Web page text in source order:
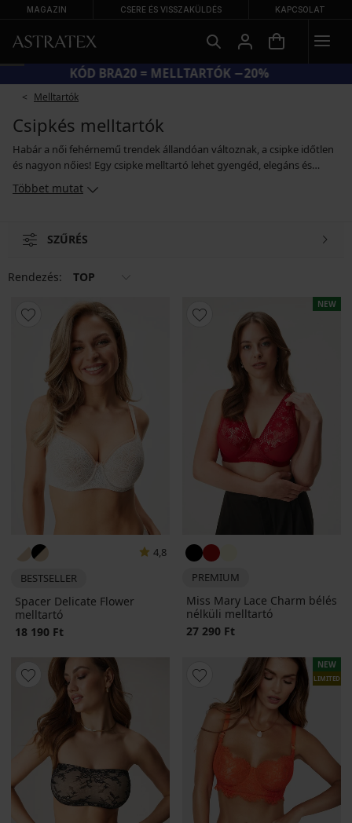
MAGAZIN CSERE ÉS VISSZAKÜLDÉS KAPCSOLAT
KÓD BRA20 = MELLTARTÓK −20%
Melltartók
Csipkés melltartók
Habár a női fehérnemű trendek állandóan változnak, a csipke időtlen
és nagyon nőies! Egy csipke melltartó lehet gyengéd, elegáns és
kihívó is, ezért kiváló választás romantikus lelkű hölgyek esetén, de
olyan hölgyek esetén is, akik magabiztosak és tudják, mit akarnak
kaphatók, minden nő tud magának választani az alakja és keblei
egyhamar kimenni a divatból!
Többet mutat
SZŰRÉS
Rendezés: TOP
4,8
BESTSELLER
Spacer Delicate Flower
melltartó
18 190 Ft
NEW
PREMIUM
Miss Mary Lace Charm bélés
nélküli melltartó
27 290 Ft
NEW
LIMITED